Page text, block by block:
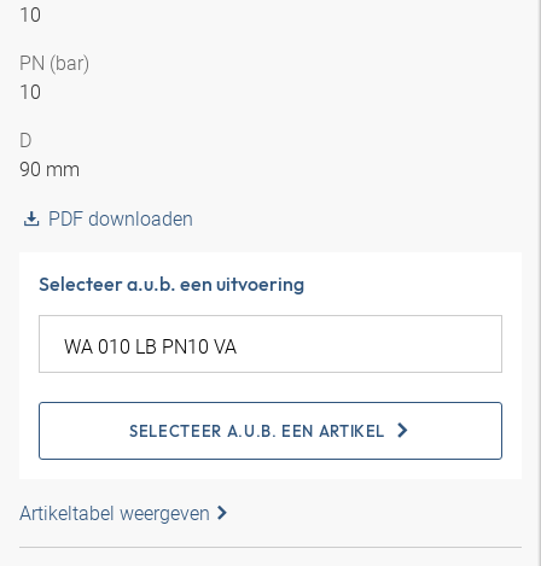
10
PN (bar)
10
D
90 mm
PDF downloaden
Selecteer a.u.b. een uitvoering
SELECTEER A.U.B. EEN ARTIKEL
Artikeltabel weergeven